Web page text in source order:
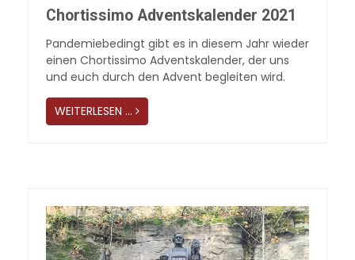
Chortissimo Adventskalender 2021
Pandemiebedingt gibt es in diesem Jahr wieder
einen Chortissimo Adventskalender, der uns
und euch durch den Advent begleiten wird.
WEITERLESEN …